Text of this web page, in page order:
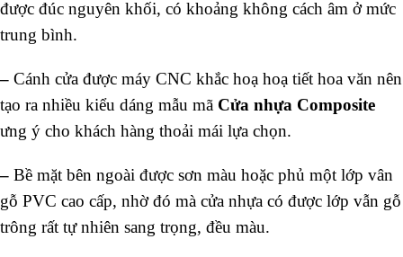
được đúc nguyên khối, có khoảng không cách âm ở mức
trung bình.
– Cánh cửa được máy CNC khắc hoạ hoạ tiết hoa văn nên
tạo ra nhiều kiểu dáng mẫu mã Cửa nhựa Composite
ưng ý cho khách hàng thoải mái lựa chọn.
– Bề mặt bên ngoài được sơn màu hoặc phủ một lớp vân
gỗ PVC cao cấp, nhờ đó mà cửa nhựa có được lớp vẫn gỗ
trông rất tự nhiên sang trọng, đều màu.